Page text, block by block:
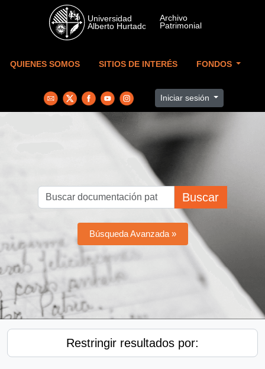
Skip to main content
QUIENES SOMOS SITIOS DE INTERÉS FONDOS
Iniciar sesión
Buscar
Búsqueda Avanzada »
Restringir resultados por: